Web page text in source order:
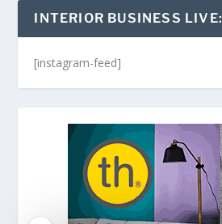
INTERIOR BUSINESS LIVE:
[instagram-feed]